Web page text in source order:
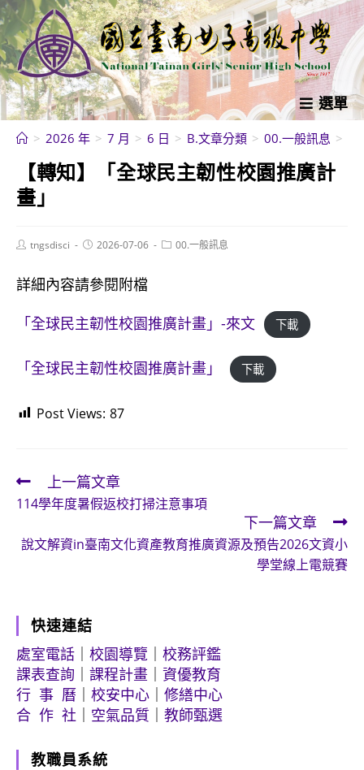
跳
轉
至
主
要
內
選單
> 2026 年 > 7 月 > 6 日 > B.文章分類 > 00.一般訊息 >
【轉知】「全球民主韌性校園推廣計
畫」
Posttngsdisci
Post2026-07-06
Post00.一般訊息
詳細內容請參閱附檔
「全球民主韌性校園推廣計畫」-來文
下載
「全球民主韌性校園推廣計畫」 下載
Post Views: 87
Read
more
articles
上一篇文章
114學年度暑假返校打掃注意事項
下一篇文章
說文解資in臺南文化資產教育推廣資源及預告2026文資小
學堂線上電競賽
快速連結
處室電話
校園導覽
校務評鑑
課表查詢
課程計畫
資優教育
行 事 曆
校安中心
修繕中心
合 作 社
空氣品質 教師甄選
教職員系統